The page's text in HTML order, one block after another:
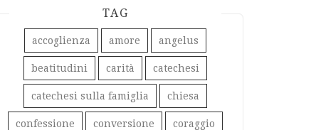
TAG
accoglienza amore angelus
beatitudini carità catechesi
catechesi sulla famiglia chiesa
confessione conversione coraggio